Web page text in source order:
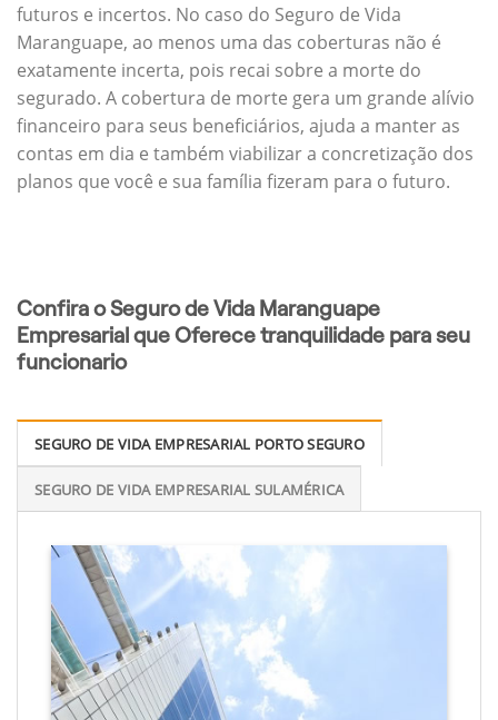
futuros e incertos. No caso do Seguro de Vida
Maranguape, ao menos uma das coberturas não é
exatamente incerta, pois recai sobre a morte do
segurado. A cobertura de morte gera um grande alívio
financeiro para seus beneficiários, ajuda a manter as
contas em dia e também viabilizar a concretização dos
planos que você e sua família fizeram para o futuro.
Confira o Seguro de Vida Maranguape
Empresarial que Oferece tranquilidade para seu
funcionario
SEGURO DE VIDA EMPRESARIAL PORTO SEGURO
SEGURO DE VIDA EMPRESARIAL SULAMÉRICA